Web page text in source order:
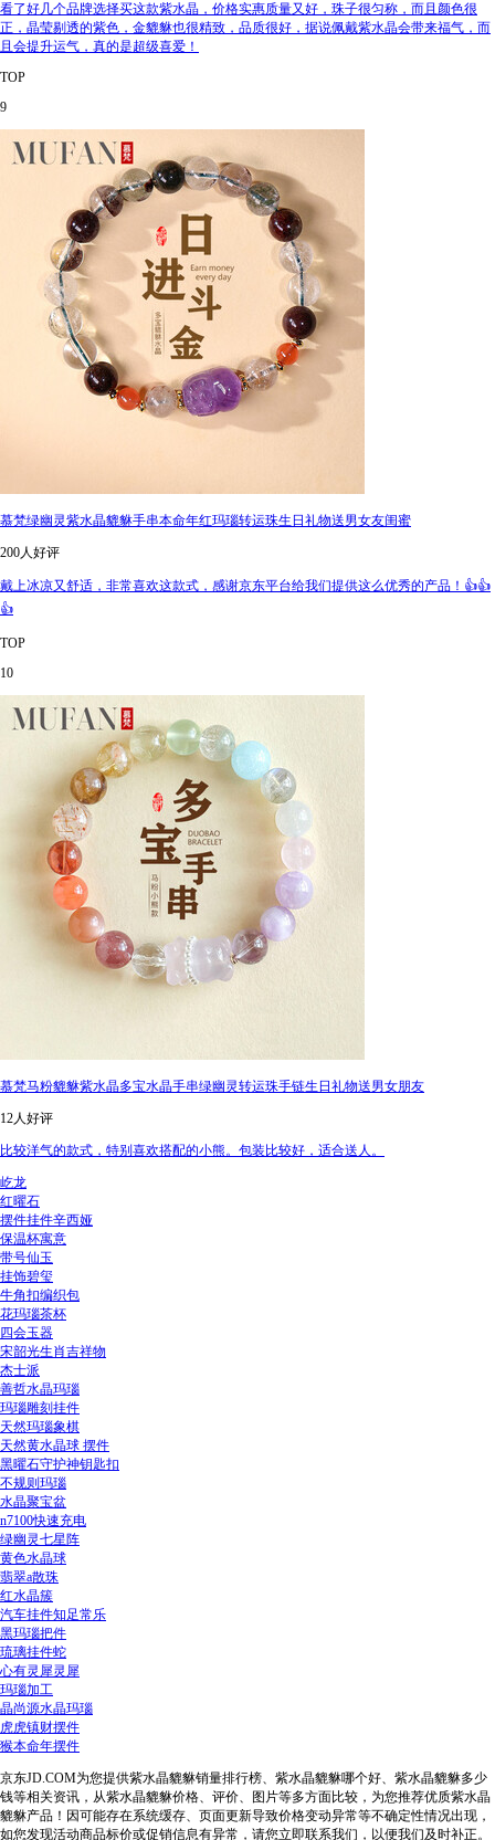
看了好几个品牌选择买这款紫水晶，价格实惠质量又好，珠子很匀称，而且颜色很
正，晶莹剔透的紫色，金貔貅也很精致，品质很好，据说佩戴紫水晶会带来福气，而
且会提升运气，真的是超级喜爱！
TOP
9
慕梵绿幽灵紫水晶貔貅手串本命年红玛瑙转运珠生日礼物送男女友闺蜜
200人好评
戴上冰凉又舒适，非常喜欢这款式，感谢京东平台给我们提供这么优秀的产品！👍👍
👍
TOP
10
慕梵马粉貔貅紫水晶多宝水晶手串绿幽灵转运珠手链生日礼物送男女朋友
12人好评
比较洋气的款式，特别喜欢搭配的小熊。包装比较好，适合送人。
屹龙
红曜石
摆件挂件辛西娅
保温杯寓意
带号仙玉
挂饰碧玺
牛角扣编织包
花玛瑙茶杯
四会玉器
宋韶光生肖吉祥物
杰士派
善哲水晶玛瑙
玛瑙雕刻挂件
天然玛瑙象棋
天然黄水晶球 摆件
黑曜石守护神钥匙扣
不规则玛瑙
水晶聚宝盆
n7100快速充电
绿幽灵七星阵
黄色水晶球
翡翠a散珠
红水晶簇
汽车挂件知足常乐
黑玛瑙把件
琉璃挂件蛇
心有灵犀灵犀
玛瑙加工
晶尚源水晶玛瑙
虎虎镇财摆件
猴本命年摆件
京东JD.COM为您提供紫水晶貔貅销量排行榜、紫水晶貔貅哪个好、紫水晶貔貅多少
钱等相关资讯，从紫水晶貔貅价格、评价、图片等多方面比较，为您推荐优质紫水晶
貔貅产品！因可能存在系统缓存、页面更新导致价格变动异常等不确定性情况出现，
如您发现活动商品标价或促销信息有异常，请您立即联系我们，以便我们及时补正。